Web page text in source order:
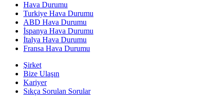
Hava Durumu
Turkiye Hava Durumu
ABD Hava Durumu
İspanya Hava Durumu
İtalya Hava Durumu
Fransa Hava Durumu
Şirket
Bize Ulaşın
Kariyer
Sıkça Sorulan Sorular